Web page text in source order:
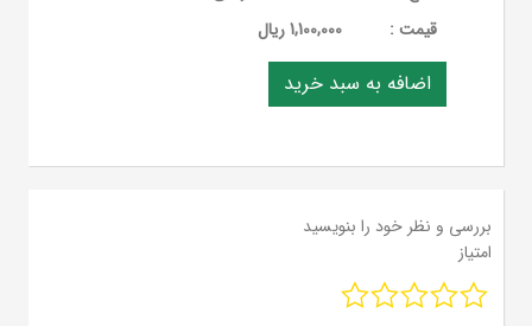
قيمت :
1,100,000 ریال
بررسی و نظر خود را بنویسید
امتیاز